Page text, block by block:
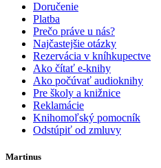
Doručenie
Platba
Prečo práve u nás?
Najčastejšie otázky
Rezervácia v kníhkupectve
Ako čítať e-knihy
Ako počúvať audioknihy
Pre školy a knižnice
Reklamácie
Knihomoľský pomocník
Odstúpiť od zmluvy
Martinus